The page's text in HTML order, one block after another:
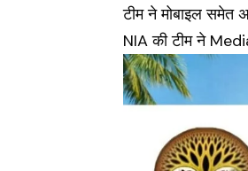
टीम ने मोबाइल समेत
NIA की टीम ने